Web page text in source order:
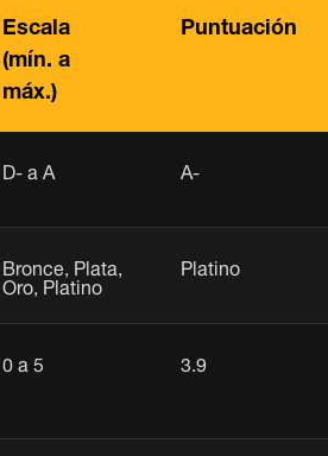
Escala
(mín. a
máx.)
Puntuación
D- a A A-
Bronce, Plata,
Oro, Platino
Platino
0 a 5 3.9